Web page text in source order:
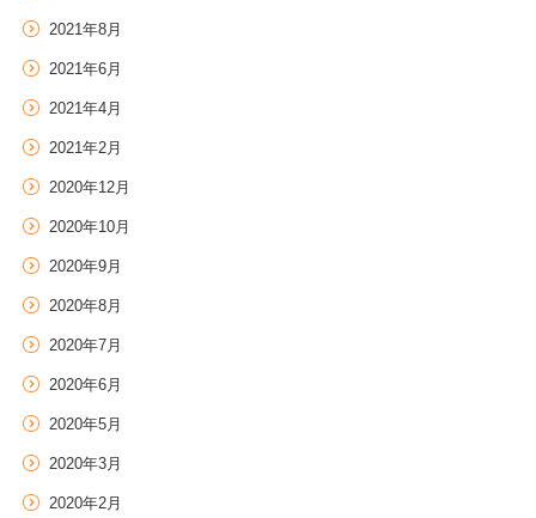
2021年8月
2021年6月
2021年4月
2021年2月
2020年12月
2020年10月
2020年9月
2020年8月
2020年7月
2020年6月
2020年5月
2020年3月
2020年2月